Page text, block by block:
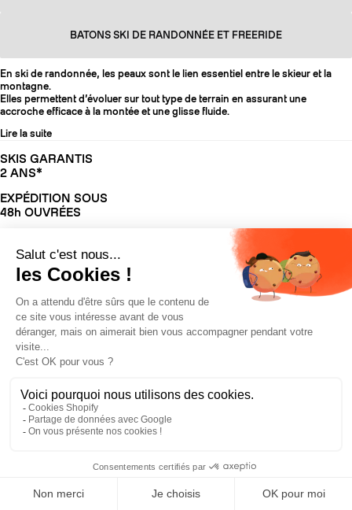
BATONS SKI DE RANDONNÉE ET FREERIDE
En ski de randonnée, les peaux sont le lien essentiel entre le skieur et la
montagne.
Elles permettent d’évoluer sur tout type de terrain en assurant une
accroche efficace à la montée et une glisse fluide.
Lire la suite
SKIS GARANTIS
2 ANS*
EXPÉDITION SOUS
48h OUVRÉES
POUR VOUS CONSEILLER
MONTAGE DES